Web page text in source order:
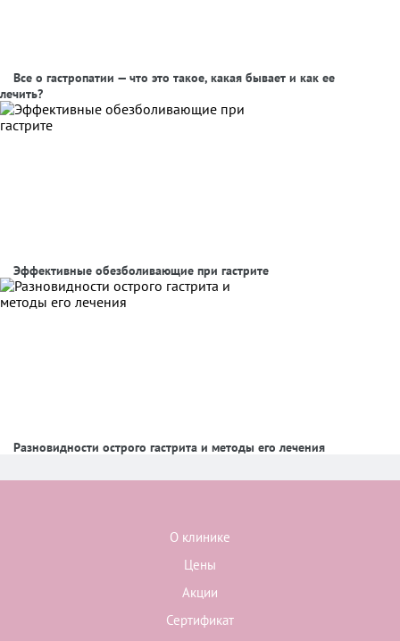
Все о гастропатии — что это такое, какая бывает и как ее
лечить?
Эффективные обезболивающие при гастрите
Разновидности острого гастрита и методы его лечения
О клинике
Цены
Акции
Сертификат